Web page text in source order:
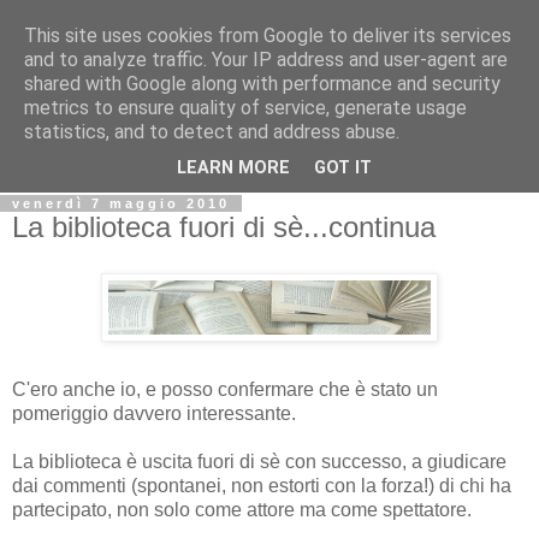
Biblio@rti in
Il Blog della Biblioteca di Area delle arti per condividere
informazioni iniziative incontri
venerdì 7 maggio 2010
La biblioteca fuori di sè...continua
C'ero anche io, e posso confermare che è stato un
pomeriggio davvero interessante.
La biblioteca è uscita fuori di sè con successo, a giudicare
dai commenti (spontanei, non estorti con la forza!) di chi ha
partecipato, non solo come attore ma come spettatore.
This site uses cookies from Google to deliver its services
and to analyze traffic. Your IP address and user-agent are
shared with Google along with performance and security
metrics to ensure quality of service, generate usage
statistics, and to detect and address abuse.
LEARN MORE GOT IT